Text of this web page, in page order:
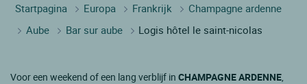
Startpagina Europa Frankrijk
Champagne ardenne
Aube
Bar sur aube Logis hôtel le saint-nicolas
Voor een weekend of een lang verblijf in CHAMPAGNE ARDENNE,